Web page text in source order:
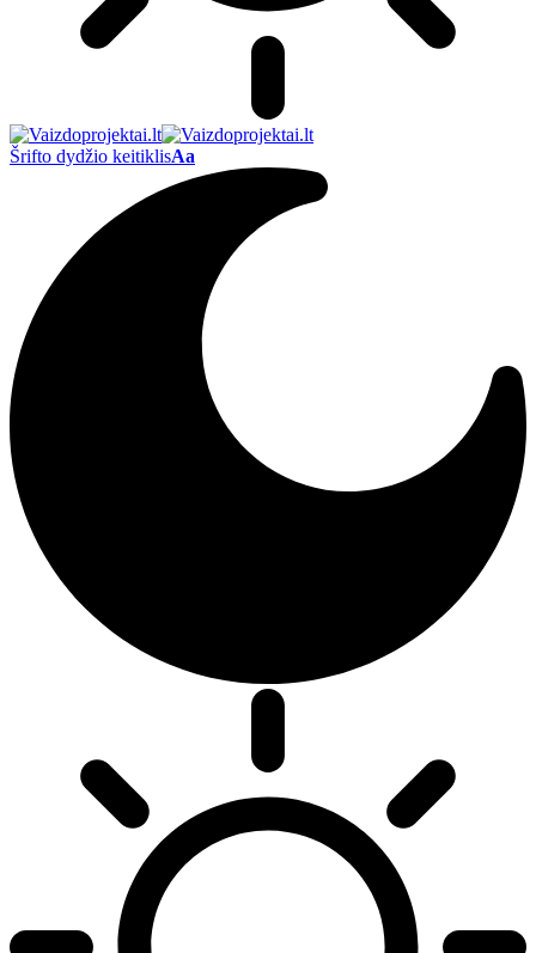
Šrifto dydžio keitiklisAa